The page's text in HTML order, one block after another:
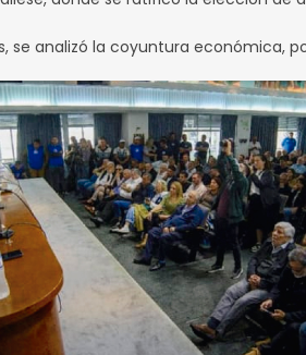
se analizó la coyuntura económica,